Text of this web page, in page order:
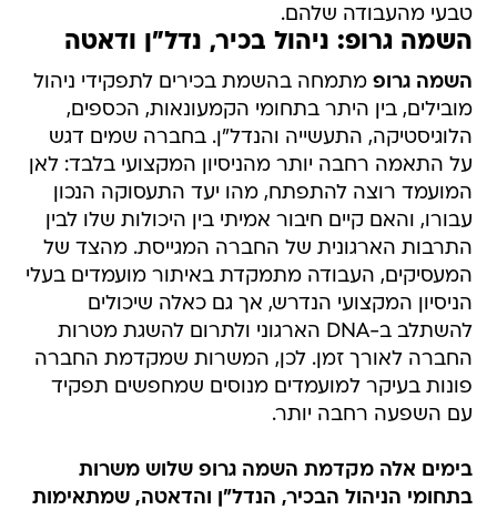
טבעי מהעבודה שלהם.
השמה גרופ: ניהול בכיר, נדל"ן ודאטה
השמה גרופ מתמחה בהשמת בכירים לתפקידי ניהול
מובילים, בין היתר בתחומי הקמעונאות, הכספים,
הלוגיסטיקה, התעשייה והנדל"ן. בחברה שמים דגש
על התאמה רחבה יותר מהניסיון המקצועי בלבד: לאן
המועמד רוצה להתפתח, מהו יעד התעסוקה הנכון
עבורו, והאם קיים חיבור אמיתי בין היכולות שלו לבין
התרבות הארגונית של החברה המגייסת. מהצד של
המעסיקים, העבודה מתמקדת באיתור מועמדים בעלי
הניסיון המקצועי הנדרש, אך גם כאלה שיכולים
להשתלב ב-DNA הארגוני ולתרום להשגת מטרות
החברה לאורך זמן. לכן, המשרות שמקדמת החברה
פונות בעיקר למועמדים מנוסים שמחפשים תפקיד
עם השפעה רחבה יותר.
בימים אלה מקדמת השמה גרופ שלוש משרות
בתחומי הניהול הבכיר, הנדל"ן והדאטה, שמתאימות